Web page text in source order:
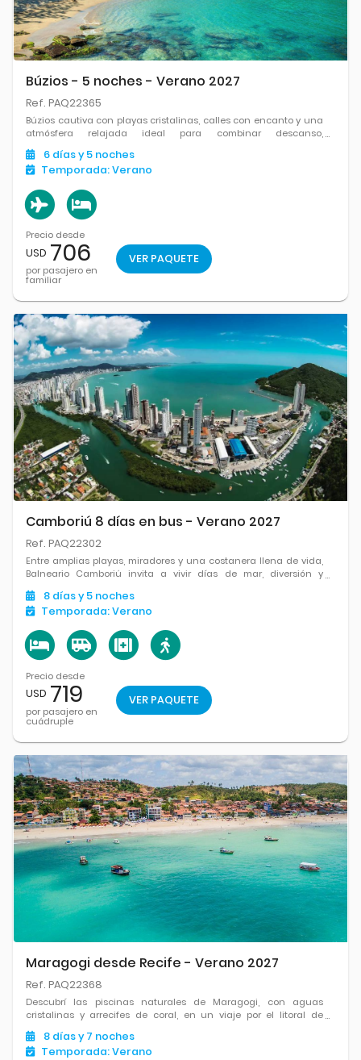
Búzios - 5 noches - Verano 2027
Ref. PAQ22365
Búzios cautiva con playas cristalinas, calles con encanto y una
atmósfera relajada ideal para combinar descanso,
gastronomía y paseos frente al mar.
6 díasy 5 noches
Temporada:Verano
Precio desde
USD 706
por pasajero en
familiar
VER PAQUETE
Camboriú 8 días en bus - Verano 2027
Ref. PAQ22302
Entre amplias playas, miradores y una costanera llena de vida,
Balneario Camboriú invita a vivir días de mar, diversión y
8 díasy 5 noches
Temporada:Verano
Precio desde
USD 719
por pasajero en
cuádruple
VER PAQUETE
Maragogi desde Recife - Verano 2027
Ref. PAQ22368
Descubrí las piscinas naturales de Maragogi, con aguas
cristalinas y arrecifes de coral, en un viaje por el litoral de
Alagoas. Playas paradisíacas y naturaleza pura te esperan en
Brasil.
8 díasy 7 noches
Temporada:Verano